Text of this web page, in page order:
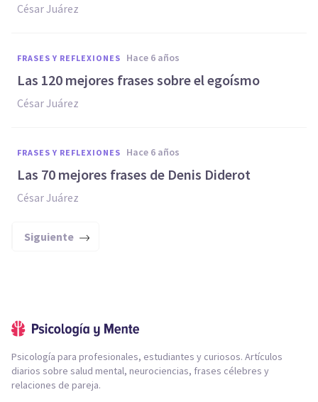
César Juárez
FRASES Y REFLEXIONES hace 6 años
Las 120 mejores frases sobre el egoísmo
César Juárez
FRASES Y REFLEXIONES hace 6 años
Las 70 mejores frases de Denis Diderot
César Juárez
Siguiente
Psicología para profesionales, estudiantes y curiosos. Artículos
diarios sobre salud mental, neurociencias, frases célebres y
relaciones de pareja.